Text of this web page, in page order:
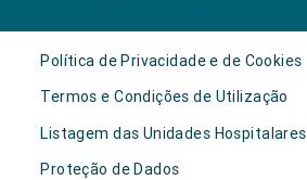
Política de Privacidade e de Cookies
Termos e Condições de Utilização
Listagem das Unidades Hospitalares
Proteção de Dados